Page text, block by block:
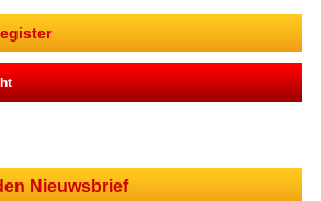
Nieuwsbrief